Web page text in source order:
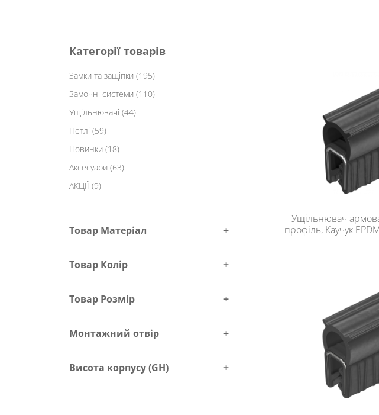
Ущільнювач
профіль, Каучук
Категорії товарів
Замки та защіпки (195)
Замочні системи (110)
Ущільнювачі (44)
Петлі (59)
Новинки (18)
Аксесуари (63)
АКЦІЇ (9)
Товар Матеріал +
Товар Колір +
Товар Розмір +
Монтажний отвір +
Висота корпусу (GH) +